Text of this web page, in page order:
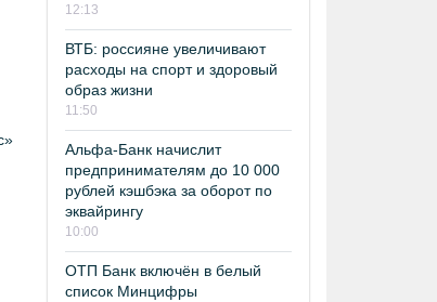
12:13
ВТБ: россияне увеличивают
расходы на спорт и здоровый
образ жизни
11:50
Альфа-Банк начислит
предпринимателям до 10 000
рублей кэшбэка за оборот по
эквайрингу
10:00
ОТП Банк включён в белый
список Минцифры